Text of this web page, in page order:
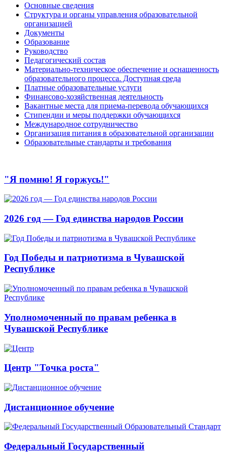
Основные сведения
Структура и органы управления образовательной
организацией
Документы
Образование
Руководство
Педагогический состав
Материально-техническое обеспечение и оснащенность
образовательного процесса. Доступная среда
Платные образовательные услуги
Финансово-хозяйственная деятельность
Вакантные места для приема-перевода обучающихся
Стипендии и меры поддержки обучающихся
Международное сотрудничество
Организация питания в образовательной организации
Образовательные стандарты и требования
"Я помню! Я горжусь!"
2026 год — Год единства народов России
Год Победы и патриотизма в Чувашской
Республике
Уполномоченный по правам ребенка в
Чувашской Республике
Центр "Точка роста"
Дистанционное обучение
Федеральный Государственный